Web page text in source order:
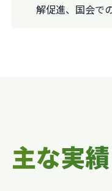
解促進、国会で
主な実績